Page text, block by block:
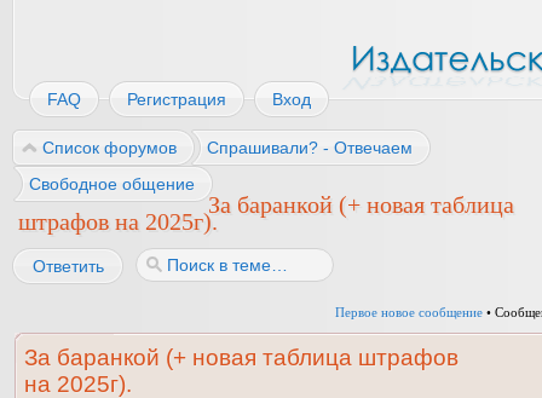
FAQ Регистрация Вход
Список форумов
Спрашивали? - Отвечаем
Свободное общение
За баранкой (+ новая таблица
штрафов на 2025г).
Ответить
Первое новое сообщение •
За баранкой (+ новая таблица штрафов
на 2025г).